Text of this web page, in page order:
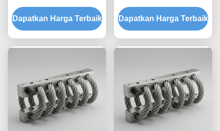
Fungus Chemical
Washdown Resistant
Stainless Steel Isolation
Dapatkan Harga Terbaik
JGX-2228D-665B
Pemasangan Semua
Logam Ramah
Dapatkan Harga Terbaik